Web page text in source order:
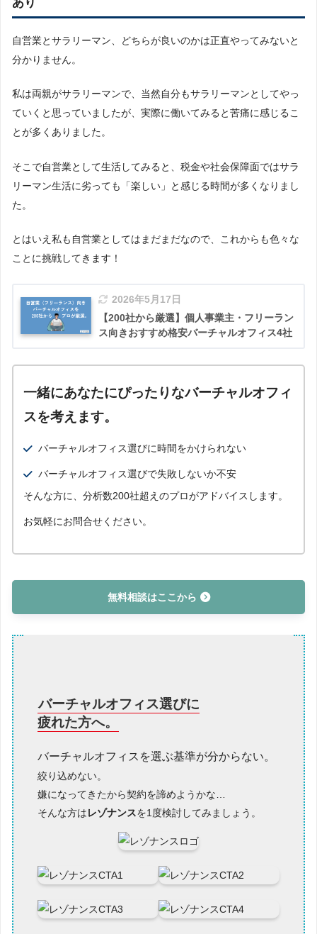
自営業とサラリーマン、どちらが良いのかは正直やってみないと
分かりません。
私は両親がサラリーマンで、当然自分もサラリーマンとしてやっ
ていくと思っていましたが、実際に働いてみると苦痛に感じるこ
とが多くありました。
そこで自営業として生活してみると、税金や社会保障面ではサラ
リーマン生活に劣っても「楽しい」と感じる時間が多くなりまし
た。
とはいえ私も自営業としてはまだまだなので、これからも色々な
ことに挑戦してきます！
2026年5月17日
【200社から厳選】個人事業主・フリーラン
ス向きおすすめ格安バーチャルオフィス4社
一緒にあなたにぴったりなバーチャルオフィ
スを考えます。
バーチャルオフィス選びに時間をかけられない
バーチャルオフィス選びで失敗しないか不安
そんな方に、分析数200社超えのプロがアドバイスします。
お気軽にお問合せください。
無料相談はここから
バーチャルオフィス選びに
疲れた方へ。
バーチャルオフィスを選ぶ基準が分からない。
絞り込めない。
嫌になってきたから契約を諦めようかな…
そんな方はレゾナンスを1度検討してみましょう。